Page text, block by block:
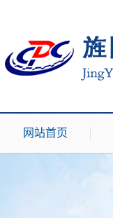
网站首页